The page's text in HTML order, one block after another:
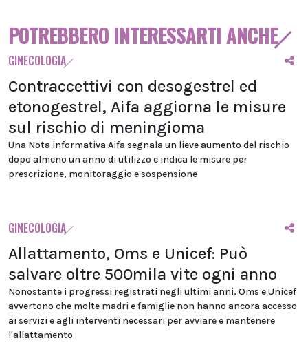
POTREBBERO INTERESSARTI ANCHE
GINECOLOGIA
Contraccettivi con desogestrel ed
etonogestrel, Aifa aggiorna le misure
sul rischio di meningioma
Una Nota informativa Aifa segnala un lieve aumento del rischio
dopo almeno un anno di utilizzo e indica le misure per
prescrizione, monitoraggio e sospensione
GINECOLOGIA
Allattamento, Oms e Unicef: Può
salvare oltre 500mila vite ogni anno
Nonostante i progressi registrati negli ultimi anni, Oms e Unicef
avvertono che molte madri e famiglie non hanno ancora accesso
ai servizi e agli interventi necessari per avviare e mantenere
l'allattamento